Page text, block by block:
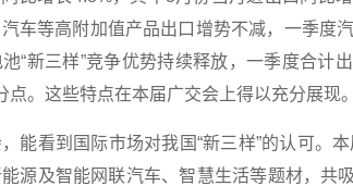
车等高附加值产品出口增势不减，一季度
“新三样”竞争优势持续释放，一季度合计
点。这些特点在本届广交会上得以充分展现。
看到国际市场对我国“新三样”的认可。本
源及智能网联汽车、智慧生活等题材，共